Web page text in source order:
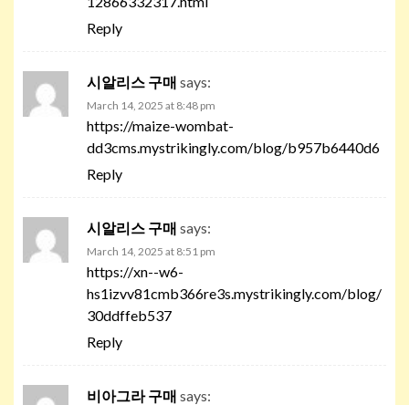
Reply
시알리스 구매 says:
March 14, 2025 at 8:48 pm
https://maize-wombat-
dd3cms.mystrikingly.com/blog/b957b6440d6
Reply
시알리스 구매 says:
March 14, 2025 at 8:51 pm
https://xn--w6-
hs1izvv81cmb366re3s.mystrikingly.com/blog/
30ddffeb537
Reply
비아그라 구매 says: